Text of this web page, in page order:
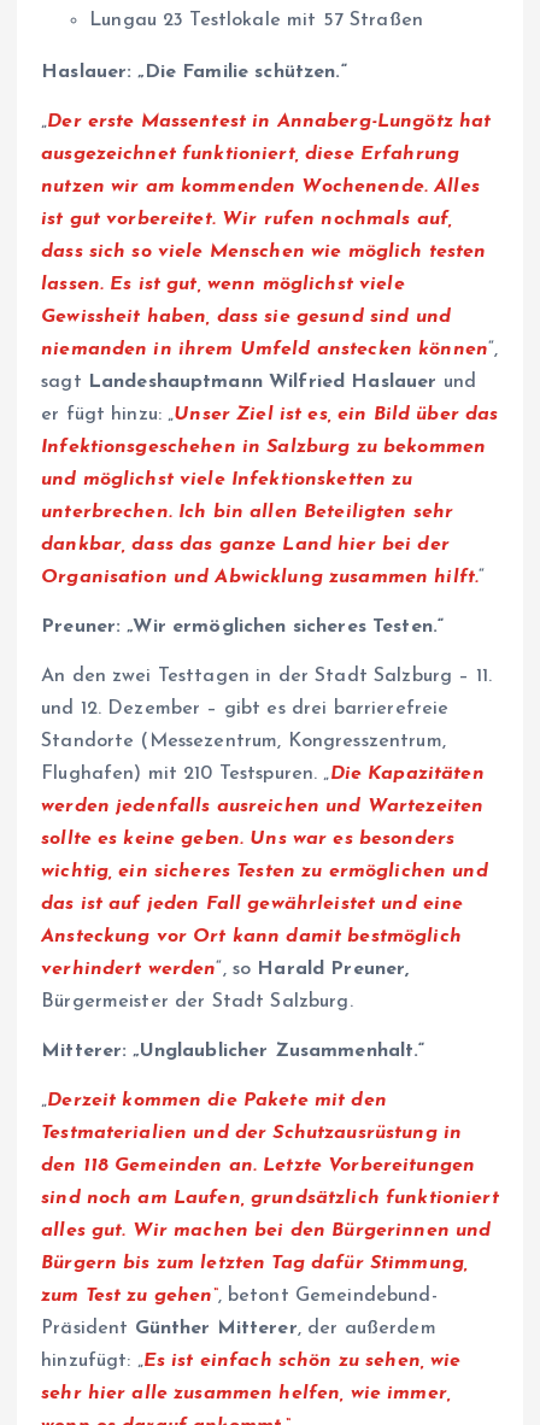
Lungau 23 Testlokale mit 57 Straßen
Haslauer: „Die Familie schützen.“
„Der erste Massentest in Annaberg-Lungötz hat
ausgezeichnet funktioniert, diese Erfahrung
nutzen wir am kommenden Wochenende. Alles
ist gut vorbereitet. Wir rufen nochmals auf,
dass sich so viele Menschen wie möglich testen
lassen. Es ist gut, wenn möglichst viele
Gewissheit haben, dass sie gesund sind und
niemanden in ihrem Umfeld anstecken können“,
sagt
Landeshauptmann Wilfried Haslauer und
er fügt hinzu: „Unser Ziel ist es, ein Bild über das
Infektionsgeschehen in Salzburg zu bekommen
und möglichst viele Infektionsketten zu
unterbrechen. Ich bin allen Beteiligten sehr
dankbar, dass das ganze Land hier bei der
Organisation und Abwicklung zusammen hilft.“
Preuner: „Wir ermöglichen sicheres Testen.“
An den zwei Testtagen in der Stadt Salzburg – 11.
und 12. Dezember – gibt es drei barrierefreie
Standorte (Messezentrum, Kongresszentrum,
Flughafen) mit 210 Testspuren. „Die Kapazitäten
werden jedenfalls ausreichen und Wartezeiten
sollte es keine geben. Uns war es besonders
wichtig, ein sicheres Testen zu ermöglichen und
das ist auf jeden Fall gewährleistet und eine
Ansteckung vor Ort kann damit bestmöglich
verhindert werden“, so Harald Preuner,
Bürgermeister der Stadt Salzburg.
Mitterer: „Unglaublicher Zusammenhalt.“
„Derzeit kommen die Pakete mit den
Testmaterialien und der Schutzausrüstung in
den 118 Gemeinden an. Letzte Vorbereitungen
sind noch am Laufen, grundsätzlich funktioniert
alles gut. Wir machen bei den Bürgerinnen und
Bürgern bis zum letzten Tag dafür Stimmung,
zum Test zu gehen“, betont Gemeindebund-
Präsident Günther Mitterer, der außerdem
hinzufügt: „Es ist einfach schön zu sehen, wie
sehr hier alle zusammen helfen, wie immer,